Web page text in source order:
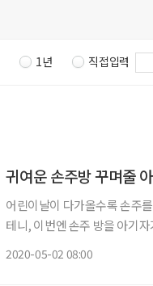
1년 직접입력
귀여운 손주방 꾸며줄
어린이날이 다가올수록 손주
테니, 이번엔 손주 방을 아기자기
2020-05-02 08:00